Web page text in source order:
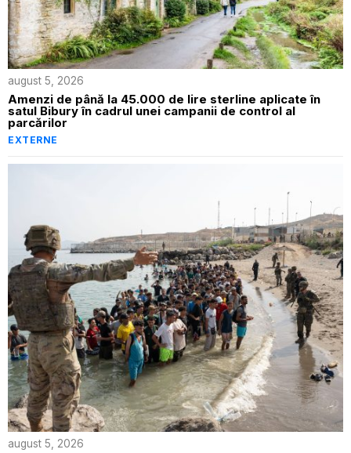
august 5, 2026
Amenzi de până la 45.000 de lire sterline aplicate în
satul Bibury în cadrul unei campanii de control al
parcărilor
EXTERNE
august 5, 2026